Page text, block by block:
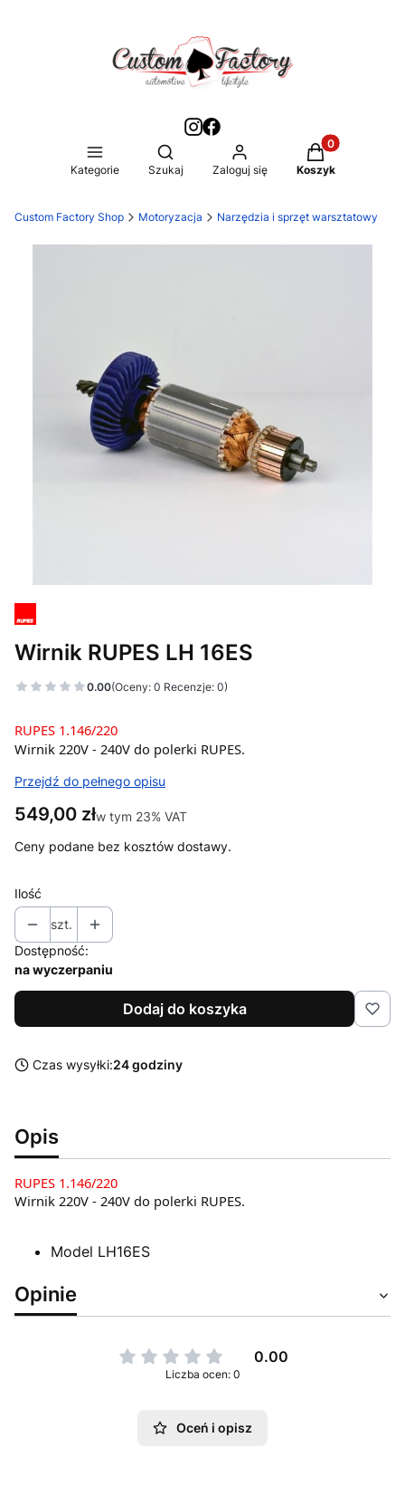
Kategorie
Otwórz wyszukiwarkę
Szukaj Zaloguj się
Produkty w
Koszyk
Custom Factory Shop Motoryzacja Narzędzia i sprzęt warsztatowy
Wirnik RUPES LH 16ES
0.00(Oceny: 0 Recenzje: 0)
RUPES 1.146/220
Wirnik 220V - 240V do polerki RUPES.
Przejdź do pełnego opisu
Cena
549,00 złw tym 23% VAT
w tym 23% VAT
Ceny podane bez kosztów dostawy.
Ilość
szt.
Dostępność:
na wyczerpaniu
Dodaj do koszyka
Czas wysyłki:24 godziny
Opis
RUPES 1.146/220
Wirnik 220V - 240V do polerki RUPES.
Model LH16ES
Opinie
0.00
Liczba ocen: 0
Oceń i opisz